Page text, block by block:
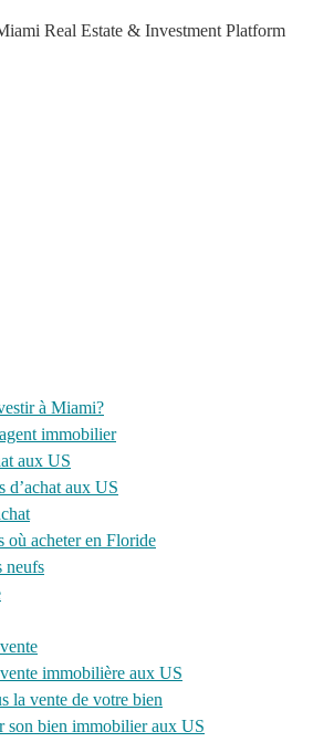
Real Estate & Investment Platform
à Miami?
immobilier
aux US
d’achat aux US
où acheter en Floride
neufs
immobilière aux US
la vente de votre bien
son bien immobilier aux US